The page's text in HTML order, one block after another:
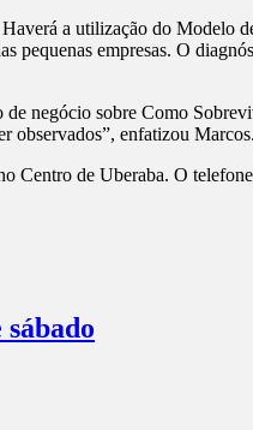
a utilização do Modelo
pequenas empresas. O
negócio sobre Como
observados”, enfatizou Marcos.
Centro de Uberaba. O